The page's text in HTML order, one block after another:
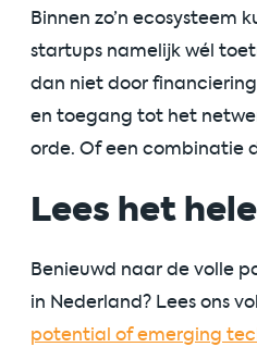
Binnen zo’n ecosysteem
startups namelijk wél
dan niet door
en toegang tot het
orde. Of een combinatie
Lees het
Benieuwd naar de volle
in Nederland? Lees ons
potential of emerging